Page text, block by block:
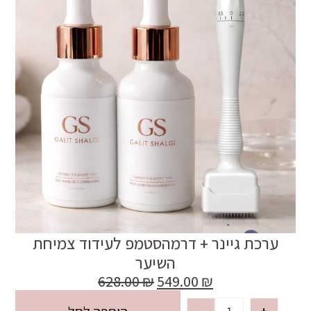
ערכת גיינר + דרמהסטמפ לעידוד צמיחת
השיער
628.00₪549.00 ₪